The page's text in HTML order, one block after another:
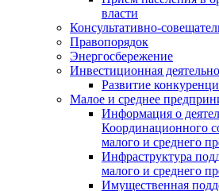
власти
Консультативно-
Правопорядок
Энергосбережение
Инвестиционная
Развитие
Малое и среднее
Информация о
Координационного
малого и среднего
Инфраструктура
малого и среднего
Имущественная